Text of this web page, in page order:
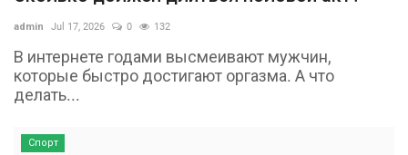
admin Jul 17, 2026 0 132
В интернете годами высмеивают мужчин,
которые быстро достигают оргазма. А что
делать...
Спорт